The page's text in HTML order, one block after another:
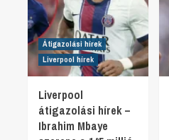
Átigazolási hírek
Liverpool hírek
Liverpool
átigazolási hírek –
Ibrahim Mbaye